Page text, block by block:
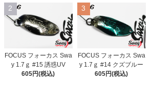
2
FOCUS フォーカス Swa
y 1.7ｇ #15 誘惑UV
605円(税込)
3
FOCUS フォーカス Swa
y 1.7ｇ #14 クズブルー
605円(税込)